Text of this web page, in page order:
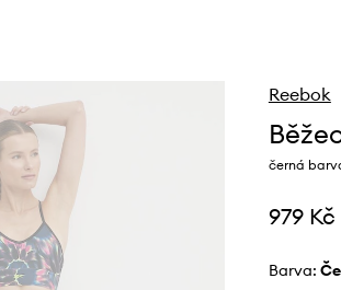
Reebok
černá
979 Kč
Barva: